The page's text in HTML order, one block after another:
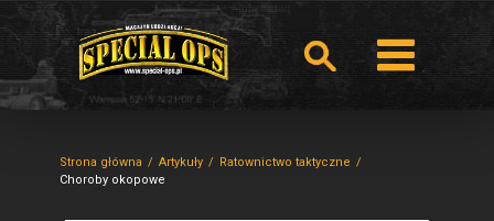
Strona główna Artykuły
Ratownictwo taktyczne
Choroby okopowe